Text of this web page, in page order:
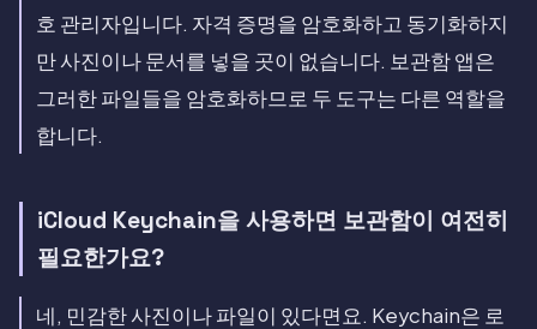
호 관리자입니다. 자격 증명을 암호화하고 동기화하지
만 사진이나 문서를 넣을 곳이 없습니다. 보관함 앱은
그러한 파일들을 암호화하므로 두 도구는 다른 역할을
합니다.
iCloud Keychain을 사용하면 보관함이 여전히
필요한가요?
네, 민감한 사진이나 파일이 있다면요. Keychain은 로